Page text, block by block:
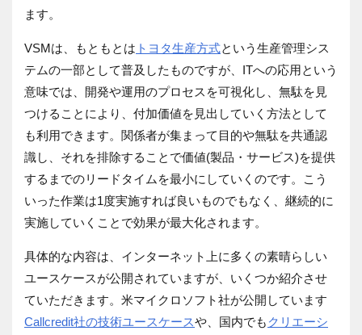
ます。
VSMは、もともとは トヨタ生産方式という生産管理シス
テムの一部として普及したものですが、ITへの応用という
意味では、開発や運用のプロセスを可視化し、無駄を見
つけることにより、付加価値を見出していく方法として
も利用できます。関係者が集まって目的や無駄を共通認
識し、それを排除することで価値(製品・サービス)を提供
するまでのリードタイムを最小にしていくのです。こう
いった作業は1度実施すれば良いものでもなく、継続的に
実施していくことで効果が最大化されます。
具体的な内容は、インターネット上に多くの素晴らしい
ユースケースが公開されていますが、いくつか紹介させ
ていただきます。米マイクロソフト社が公開しています
Callcredit社の技術ユースケースや、国内でも クリエーシ